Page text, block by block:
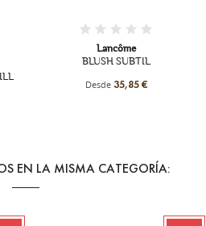
Lancôme
BLUSH SUBTIL
Desde 35,85 €
EN LA MISMA CATEGORÍA: